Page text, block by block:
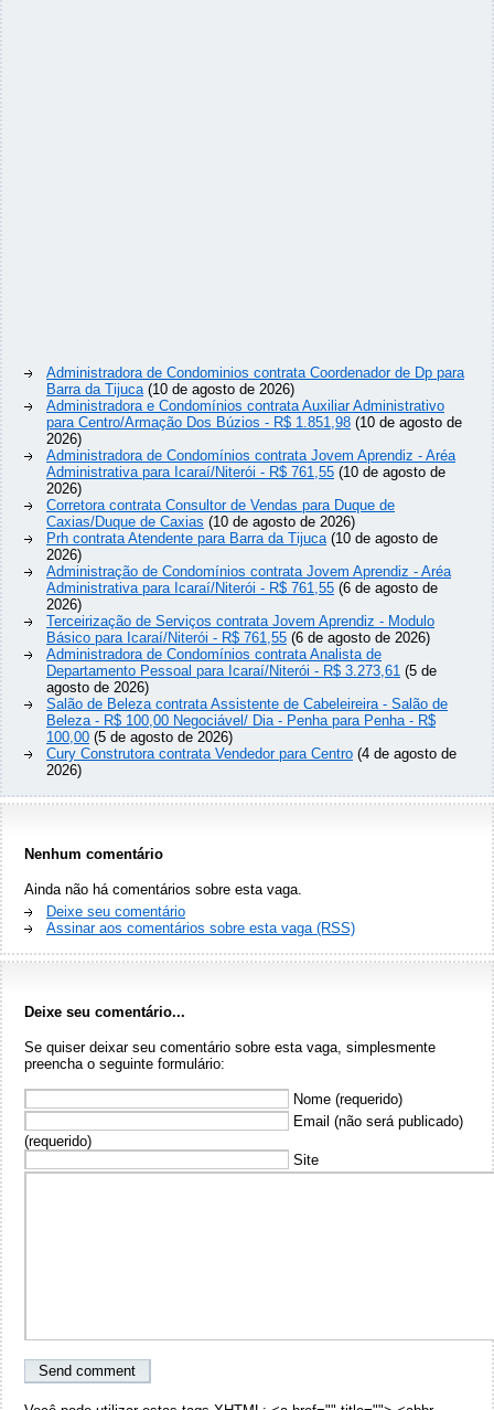
Administradora de Condominios contrata Coordenador de Dp para
Barra da Tijuca(10 de agosto de 2026)
Administradora e Condomínios contrata Auxiliar Administrativo
para Centro/Armação Dos Búzios - R$ 1.851,98 (10 de agosto de
2026)
Administradora de Condomínios contrata Jovem Aprendiz - Aréa
Administrativa para Icaraí/Niterói - R$ 761,55 (10 de agosto de
2026)
Corretora contrata Consultor de Vendas para Duque de
Caxias/Duque de Caxias (10 de agosto de 2026)
Prh contrata Atendente para Barra da Tijuca(10 de agosto de
2026)
Administração de Condomínios contrata Jovem Aprendiz - Aréa
Administrativa para Icaraí/Niterói - R$ 761,55 (6 de agosto de
2026)
Terceirização de Serviços contrata Jovem Aprendiz - Modulo
Básico para Icaraí/Niterói - R$ 761,55 (6 de agosto de 2026)
Administradora de Condomínios contrata Analista de
Departamento Pessoal para Icaraí/Niterói - R$ 3.273,61 (5 de
agosto de 2026)
Salão de Beleza contrata Assistente de Cabeleireira - Salão de
Beleza - R$ 100,00 Negociável/ Dia - Penha para Penha - R$
100,00 (5 de agosto de 2026)
Cury Construtora contrata Vendedor para Centro (4 de agosto de
2026)
Nenhum comentário
Ainda não há comentários sobre esta vaga.
Deixe seu comentário
Assinar aos comentários sobre esta vaga (RSS)
Deixe seu comentário...
Se quiser deixar seu comentário sobre esta vaga, simplesmente
preencha o seguinte formulário:
Nome (requerido)
Email (não será publicado)
(requerido)
Site